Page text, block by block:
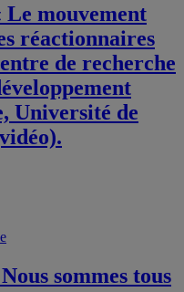
mouvement
réactionnaires
de recherche
Université de
sommes tous